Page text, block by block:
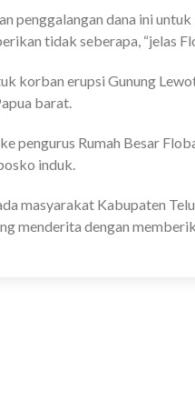
dana ini untuk
tidak seberapa, “jelas
korban erupsi Gunung
barat.
pengurus Rumah Besar
induk.
Kabupaten
menderita dengan